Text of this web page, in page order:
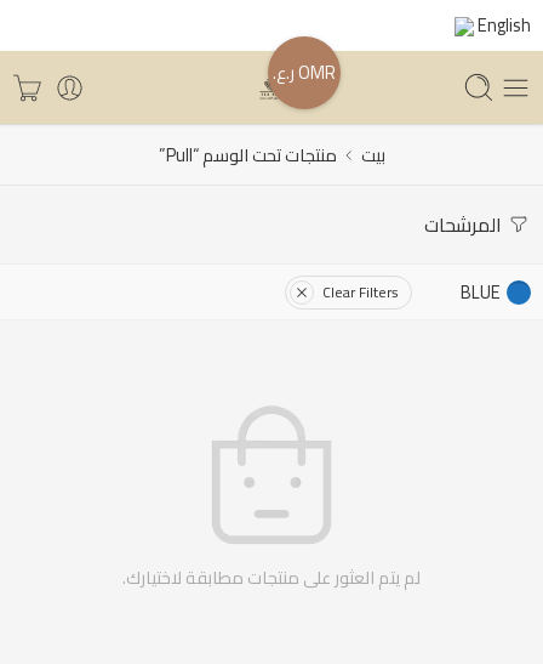
English
بيت منتجات تحت الوسم “Pull”
المرشحات
BLUE
Clear Filters
لم يتم العثور على منتجات مطابقة لاختيارك.
OMR ر.ع.